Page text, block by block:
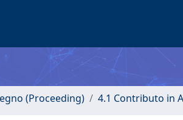
(Proceeding) 4.1 Contributo in